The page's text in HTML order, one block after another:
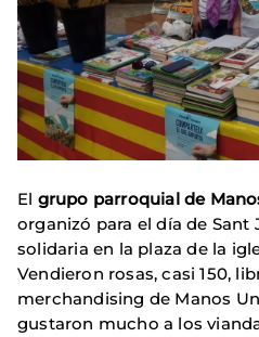
El grupo parroquial de
organizó para el día de Sant
solidaria en la plaza de la
Vendieron rosas, casi 150,
merchandising de Manos
gustaron mucho a los